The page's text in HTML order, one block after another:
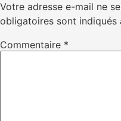
Votre adresse e-mail ne
obligatoires sont indiqués
Commentaire *